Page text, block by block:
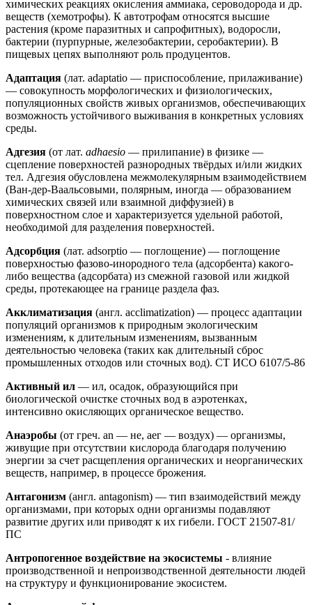
химических реакциях окисления аммиака, сероводорода и др.
веществ (хемотрофы). К автотрофам относятся высшие
растения (кроме паразитных и сапрофитных), водоросли,
бактерии (пурпурные, железобактерии, серобактерии). В
пищевых цепях выполняют роль продуцентов.
Адаптация (лат. adaptatio — приспособление, прилаживание)
— совокупность морфологических и физиологических,
популяционных свойств живых организмов, обеспечивающих
возможность устойчивого выживания в конкретных условиях
среды.
Адгезия (от лат. adhaesio — прилипание) в физике —
сцепление поверхностей разнородных твёрдых и/или жидких
тел. Адгезия обусловлена межмолекулярным взаимодействием
(Ван-дер-Ваальсовыми, полярным, иногда — образованием
химических связей или взаимной диффузией) в
поверхностном слое и характеризуется удельной работой,
необходимой для разделения поверхностей.
Адсорбция (лат. adsorptio — поглощение) — поглощение
поверхностью фазово-инородного тела (адсорбента) какого-
либо вещества (адсорбата) из смежной газовой или жидкой
среды, протекающее на границе раздела фаз.
Акклиматизация (англ. acclimatization) — процесс адаптации
популяций организмов к природным экологическим
изменениям, к длительным изменениям, вызванным
деятельностью человека (таких как длительный сброс
промышленных отходов или сточных вод). СТ ИСО 6107/5-86
Активный ил — ил, осадок, образующийся при
биологической очистке сточных вод в аэротенках,
интенсивно окисляющих органическое вещество.
Анаэробы (от греч. an — не, аег — воздух) — организмы,
живущие при отсутствии кислорода благодаря получению
энергии за счет расщепления органических и неорганических
веществ, например, в процессе брожения.
Антагонизм (англ. antagonism) — тип взаимодействий между
организмами, при которых одни организмы подавляют
развитие других или приводят к их гибели. ГОСТ 21507-81/
ПС
Антропогенное воздействие на экосистемы - влияние
производственной и непроизводственной деятельности людей
на структуру и функционирование экосистем.